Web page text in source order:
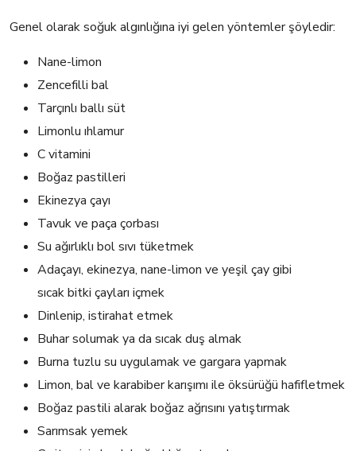
Genel olarak soğuk algınlığına iyi gelen yöntemler şöyledir:
Nane-limon
Zencefilli bal
Tarçınlı ballı süt
Limonlu ıhlamur
C vitamini
Boğaz pastilleri
Ekinezya çayı
Tavuk ve paça çorbası
Su ağırlıklı bol sıvı tüketmek
Adaçayı, ekinezya, nane-limon ve yeşil çay gibi
sıcak bitki çayları içmek
Dinlenip, istirahat etmek
Buhar solumak ya da sıcak duş almak
Burna tuzlu su uygulamak ve gargara yapmak
Limon, bal ve karabiber karışımı ile öksürüğü hafifletmek
Boğaz pastili alarak boğaz ağrısını yatıştırmak
Sarımsak yemek